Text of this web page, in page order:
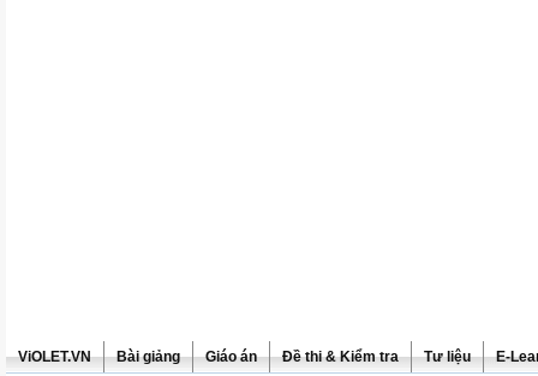
ViOLET.VN Bài giảng Giáo án Đề thi & Kiểm tra Tư liệu E-